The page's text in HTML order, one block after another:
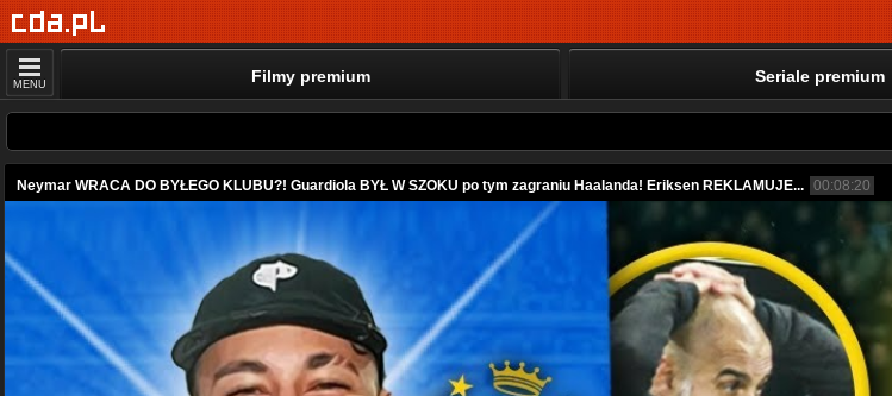
MENU Filmy premium Seriale premium
Neymar WRACA DO BYŁEGO KLUBU?! Guardiola BYŁ W SZOKU po tym zagraniu Haalanda! Eriksen REKLAMUJE... 00:08:20